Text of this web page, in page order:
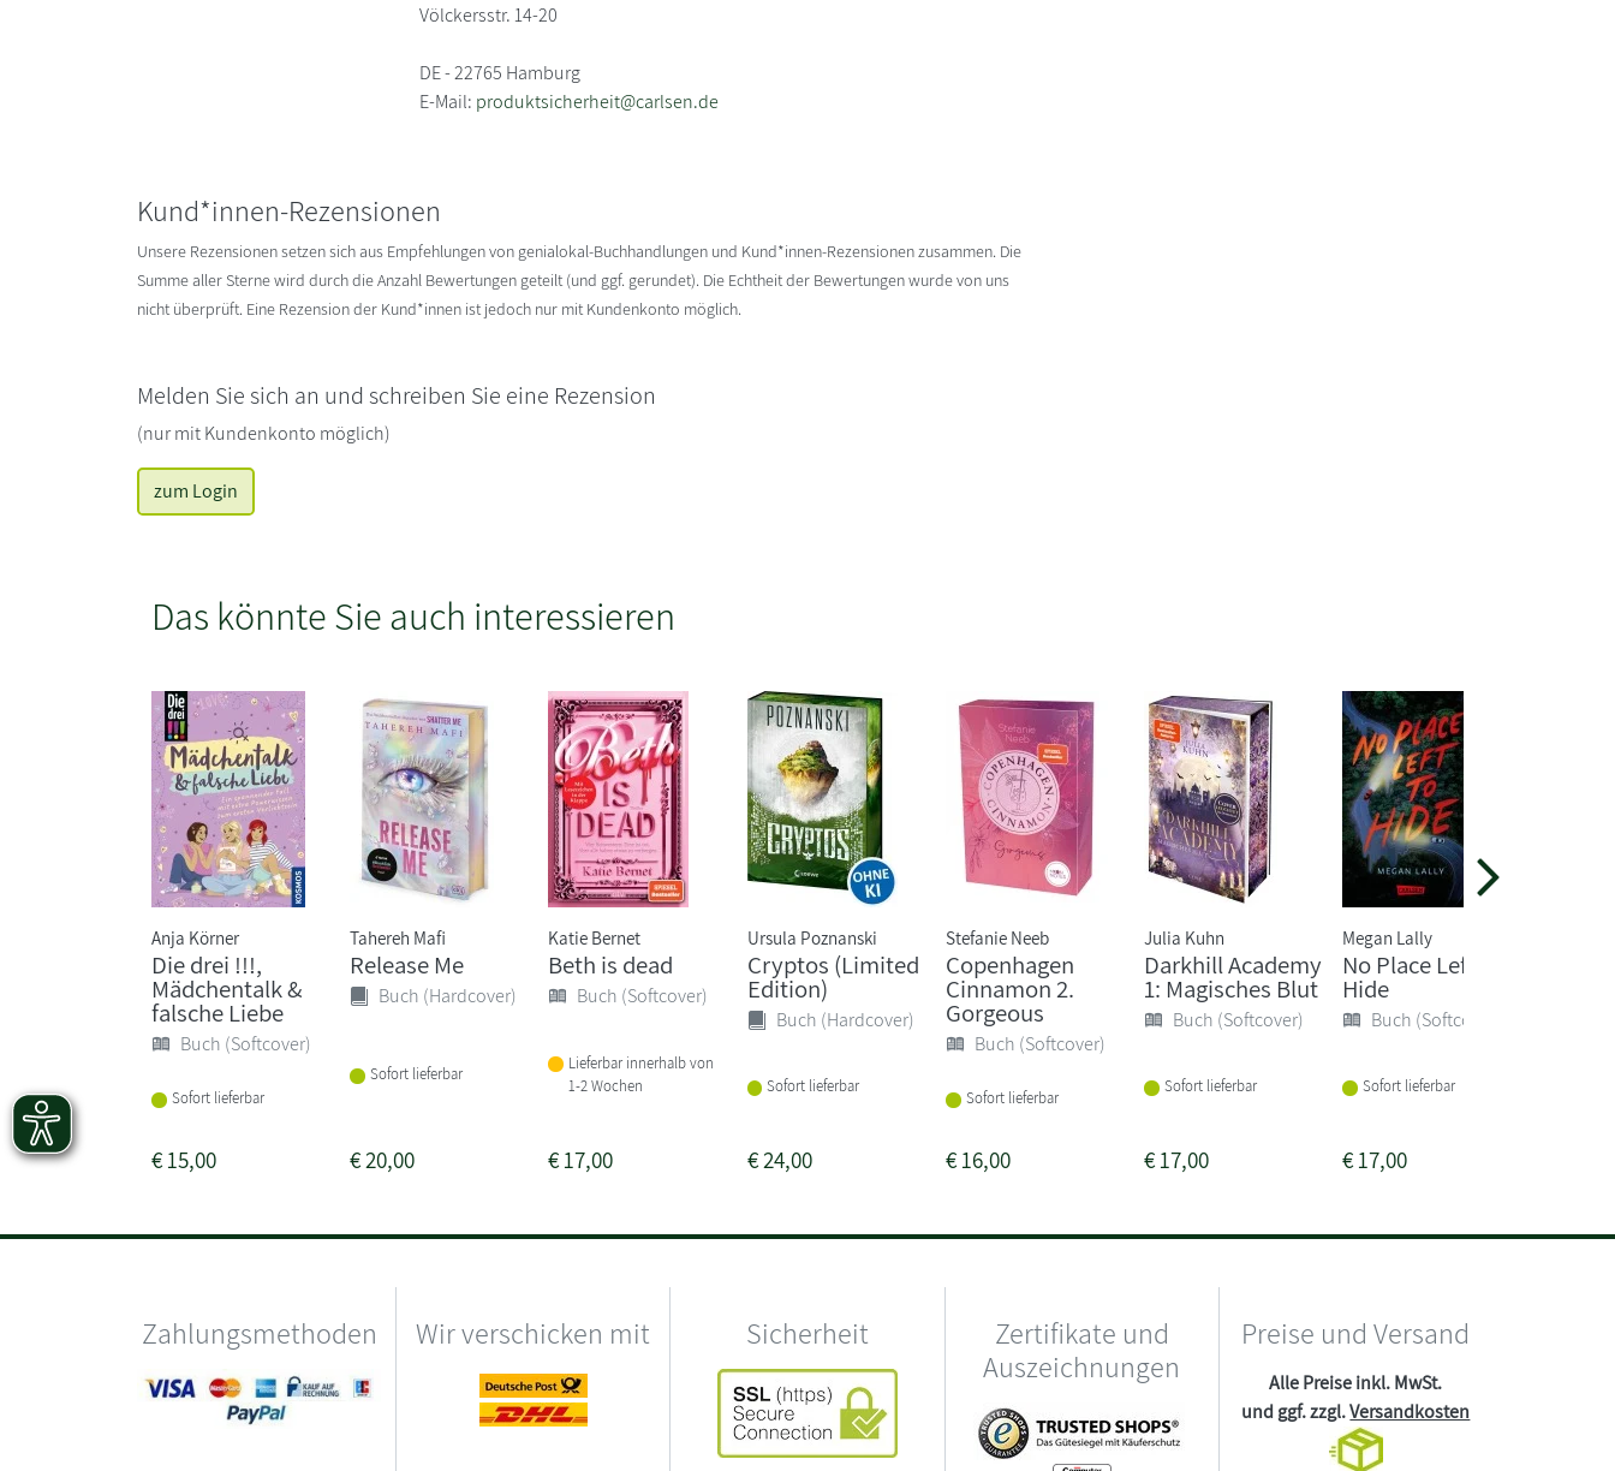
Völckersstr. 14-20
DE - 22765 Hamburg
E-Mail: produktsicherheit@carlsen.de
Kund*innen-Rezensionen
Unsere Rezensionen setzen sich aus Empfehlungen von genialokal-Buchhandlungen und Kund*innen-Rezensionen zusammen. Die
Summe aller Sterne wird durch die Anzahl Bewertungen geteilt (und ggf. gerundet). Die Echtheit der Bewertungen wurde von uns
nicht überprüft. Eine Rezension der Kund*innen ist jedoch nur mit Kundenkonto möglich.
Melden Sie sich an und schreiben Sie eine Rezension
(nur mit Kundenkonto möglich)
zum Login
Das könnte Sie auch interessieren
Anja Körner
Die drei !!!,
Mädchentalk &
falsche Liebe
Buch (Softcover)
Sofort lieferbar
€15,00
Tahereh Mafi
Release Me
Buch (Hardcover)
Sofort lieferbar
€20,00
Katie Bernet
Beth is dead
Buch (Softcover)
Lieferbar innerhalb von
1-2 Wochen
€17,00
Ursula Poznanski
Cryptos (Limited
Edition)
Buch (Hardcover)
Sofort lieferbar
€24,00
Stefanie Neeb
Copenhagen
Cinnamon 2.
Gorgeous
Buch (Softcover)
Sofort lieferbar
€16,00
Julia Kuhn
Darkhill Academy
1: Magisches Blut
Buch (Softcover)
Sofort lieferbar
€17,00
Megan Lally
No Place Left to
Hide
Buch (Softcover)
Sofort lieferbar
€17,00
Zahlungsmethoden Wir verschicken mit Sicherheit
Zertifikate und
Auszeichnungen
Preise und Versand
Alle Preise inkl. MwSt.
und ggf. zzgl.Versandkosten